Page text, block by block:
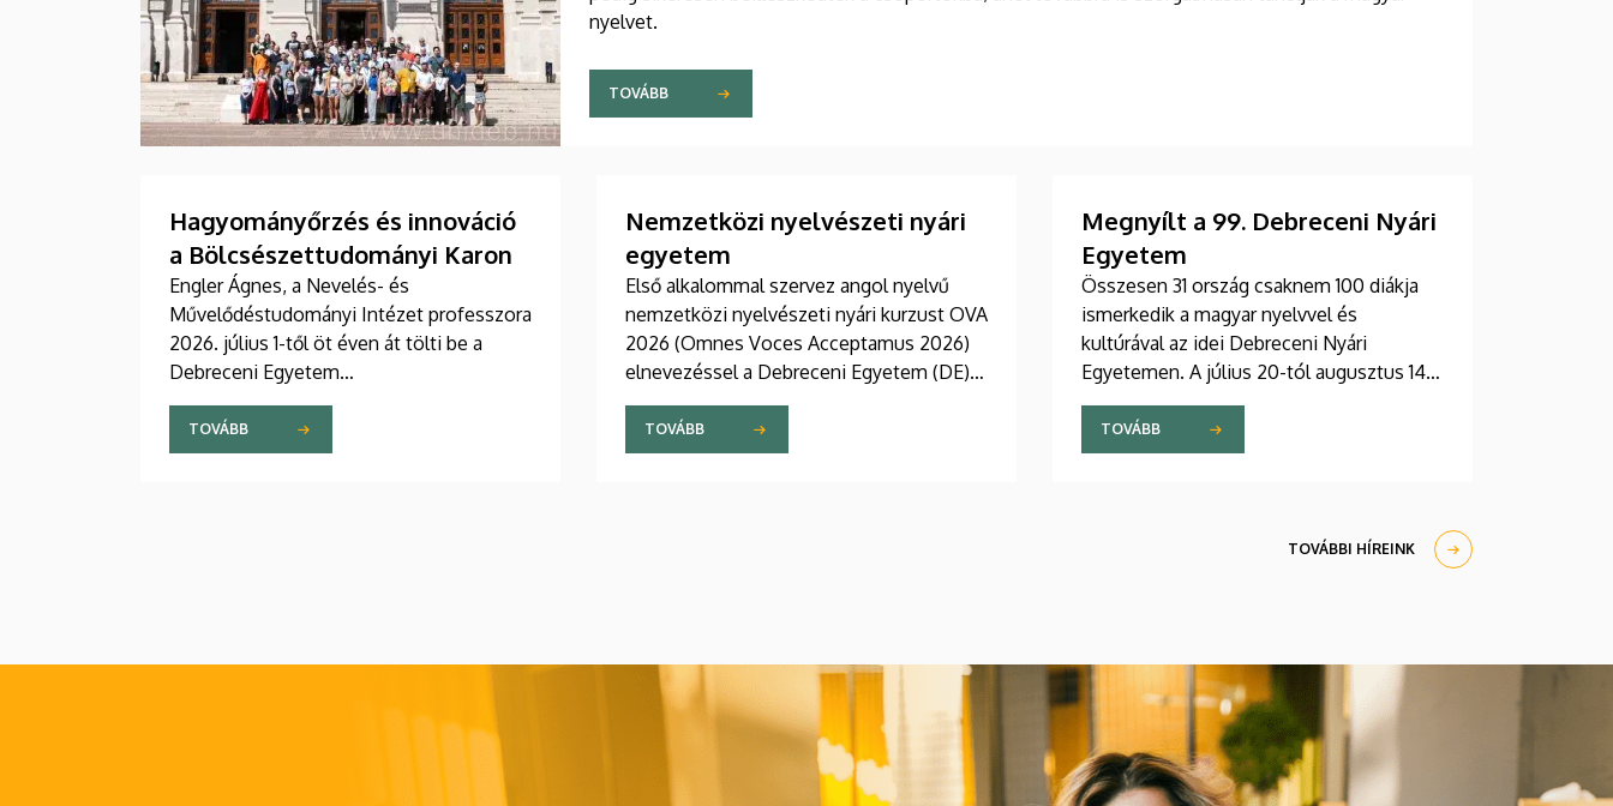
nyelvet.
TOVÁBB
Hagyományőrzés és innováció
a Bölcsészettudományi Karon
Engler Ágnes, a Nevelés- és
Művelődéstudományi Intézet professzora
2026. július 1-től öt éven át tölti be a
Debreceni Egyetem
Bölcsészettudományi Kar dékáni
posztját. Vezetői stratégiájában fontos
szerepet szán a kar hagyományainak, a
TOVÁBB
Nemzetközi nyelvészeti nyári
egyetem
Első alkalommal szervez angol nyelvű
nemzetközi nyelvészeti nyári kurzust OVA
2026 (Omnes Voces Acceptamus 2026)
elnevezéssel a Debreceni Egyetem (DE)
Bölcsészettudományi Kar (BTK) Angol-
Amerikai Intézet Angol Nyelvészeti
Tanszéke. A 2026. július 27 - augusztus 7.
TOVÁBB
Megnyílt a 99. Debreceni Nyári
Egyetem
Összesen 31 ország csaknem 100 diákja
ismerkedik a magyar nyelvvel és
kultúrával az idei Debreceni Nyári
Egyetemen. A július 20-tól augusztus 14-
ig tartó tanfolyam legfiatalabb hallgatója
15, míg a legidősebb 80 éves. Az Egyetemi
Templomban tartott hétfői ünnepélyes
TOVÁBB
TOVÁBBI HÍREINK